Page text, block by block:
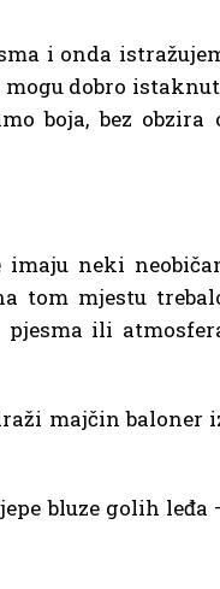
i onda
dobro
boja, bez obzira
neki
tom mjestu
ili
majčin baloner
bluze golih leđa